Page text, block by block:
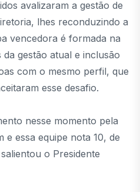
avalizaram a gestão de
lhes reconduzindo a
vencedora é formada na
gestão atual e inclusão
com o mesmo perfil, que
esse desafio.
nesse momento pela
essa equipe nota 10, de
o Presidente